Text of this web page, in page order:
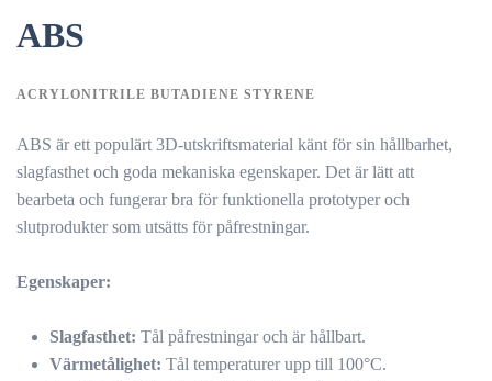
ABS
ACRYLONITRILE BUTADIENE STYRENE
ABS är ett populärt 3D-utskriftsmaterial känt för sin hållbarhet,
slagfasthet och goda mekaniska egenskaper. Det är lätt att
bearbeta och fungerar bra för funktionella prototyper och
slutprodukter som utsätts för påfrestningar.
Egenskaper:
Slagfasthet: Tål påfrestningar och är hållbart.
Värmetålighet: Tål temperaturer upp till 100°C.